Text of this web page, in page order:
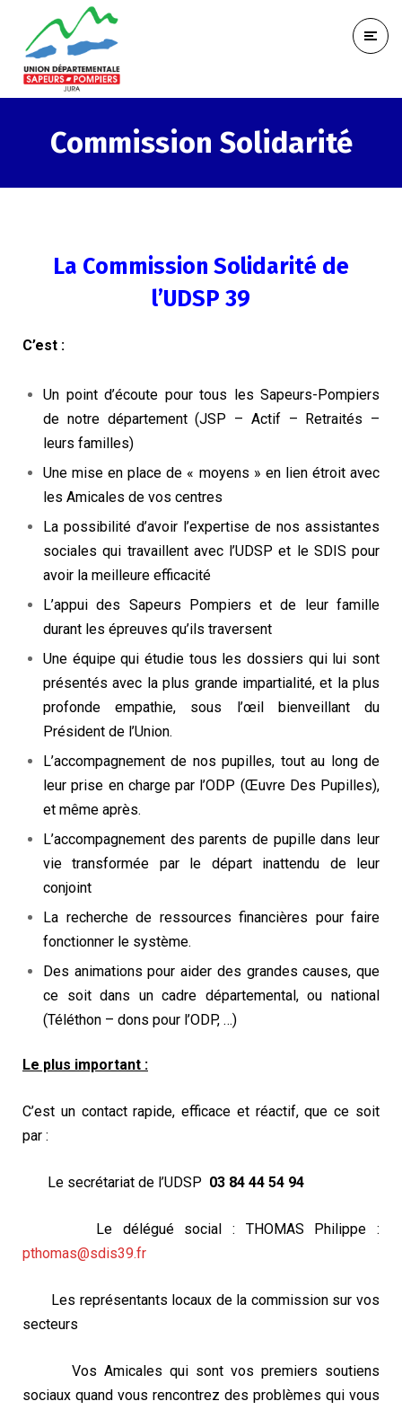
Commission Solidarité
La Commission Solidarité de
l’UDSP 39
C’est :
Un point d’écoute pour tous les Sapeurs-Pompiers
de notre département (JSP – Actif – Retraités –
leurs familles)
Une mise en place de « moyens » en lien étroit avec
les Amicales de vos centres
La possibilité d’avoir l’expertise de nos assistantes
sociales qui travaillent avec l’UDSP et le SDIS pour
avoir la meilleure efficacité
L’appui des Sapeurs Pompiers et de leur famille
durant les épreuves qu’ils traversent
Une équipe qui étudie tous les dossiers qui lui sont
présentés avec la plus grande impartialité, et la plus
profonde empathie, sous l’œil bienveillant du
Président de l’Union.
L’accompagnement de nos pupilles, tout au long de
leur prise en charge par l’ODP (Œuvre Des Pupilles),
et même après.
L’accompagnement des parents de pupille dans leur
vie transformée par le départ inattendu de leur
conjoint
La recherche de ressources financières pour faire
fonctionner le système.
Des animations pour aider des grandes causes, que
ce soit dans un cadre départemental, ou national
(Téléthon – dons pour l’ODP, …)
Le plus important :
C’est un contact rapide, efficace et réactif, que ce soit
par :
Le secrétariat de l’UDSP 03 84 44 54 94
Le délégué social : THOMAS Philippe :
pthomas@sdis39.fr
Les représentants locaux de la commission sur vos
secteurs
Vos Amicales qui sont vos premiers soutiens
sociaux quand vous rencontrez des problèmes qui vous